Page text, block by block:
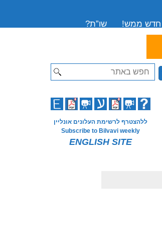
שו”ת?
חדש ממש!
Search
ללהצטרף לרשימת העלונים אונליין
Subscribe to Bilvavi weekly
ENGLISH SITE